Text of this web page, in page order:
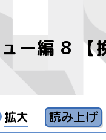
ー編 8 【
拡大